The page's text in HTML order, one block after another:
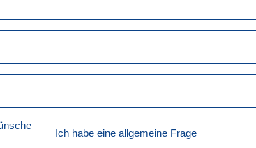
Ich habe eine allgemeine Frage